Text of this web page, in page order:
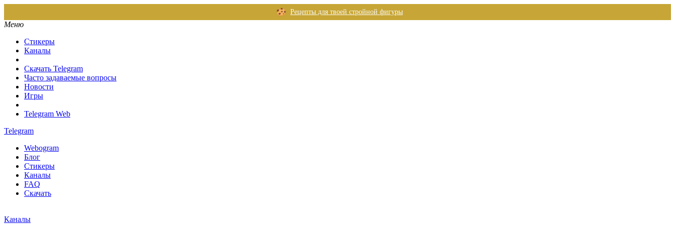
Рецепты для твоей стройной фигуры
Меню
Стикеры
Каналы
Скачать Telegram
Часто задаваемые вопросы
Новости
Игры
Telegram Web
Telegram
Webogram
Блог
Стикеры
Каналы
FAQ
Скачать
Каналы